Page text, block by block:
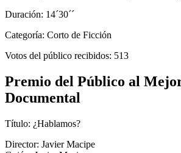
Duración: 14´30´´
Categoría: Corto de Ficción
Votos del público recibidos: 513
Premio del Público al
Documental
Título: ¿Hablamos?
Director: Javier Macipe